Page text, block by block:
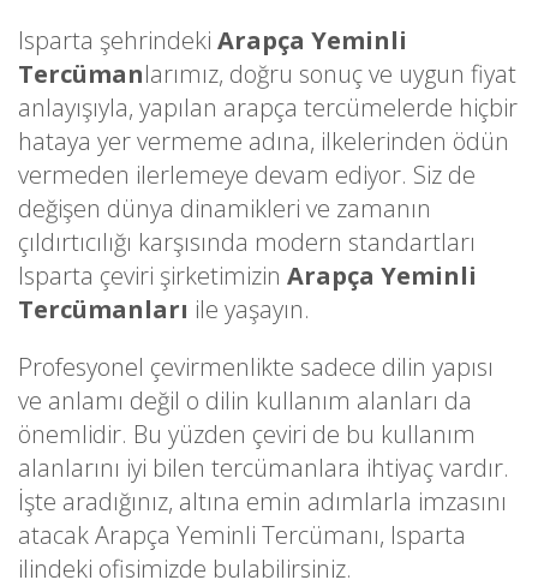
Isparta şehrindeki Arapça Yeminli
Tercümanlarımız, doğru sonuç ve uygun fiyat
anlayışıyla, yapılan arapça tercümelerde hiçbir
hataya yer vermeme adına, ilkelerinden ödün
vermeden ilerlemeye devam ediyor. Siz de
değişen dünya dinamikleri ve zamanın
çıldırtıcılığı karşısında modern standartları
Isparta çeviri şirketimizin Arapça Yeminli
Tercümanları ile yaşayın.
Profesyonel çevirmenlikte sadece dilin yapısı
ve anlamı değil o dilin kullanım alanları da
önemlidir. Bu yüzden çeviri de bu kullanım
alanlarını iyi bilen tercümanlara ihtiyaç vardır.
İşte aradığınız, altına emin adımlarla imzasını
atacak Arapça Yeminli Tercümanı, Isparta
ilindeki ofisimizde bulabilirsiniz.